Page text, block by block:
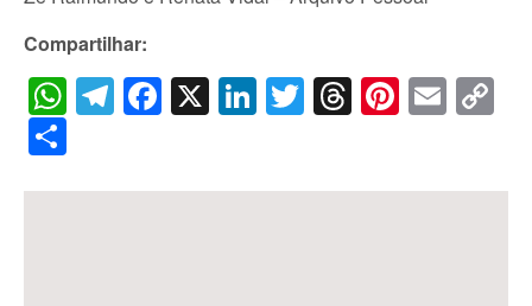
Compartilhar:
WhatsApp
Telegram
Facebook
X LinkedIn
Twitter
Threads